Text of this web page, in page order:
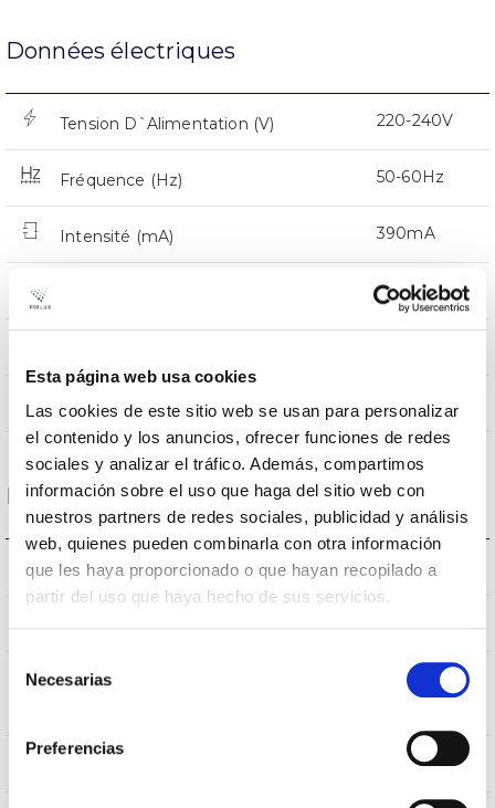
Esta página web usa cookies
Las cookies de este sitio web se usan para personalizar
el contenido y los anuncios, ofrecer funciones de redes
sociales y analizar el tráfico. Además, compartimos
información sobre el uso que haga del sitio web con
nuestros partners de redes sociales, publicidad y análisis
web, quienes pueden combinarla con otra información
que les haya proporcionado o que hayan recopilado a
partir del uso que haya hecho de sus servicios.
Necesarias
Preferencias
Données électriques
Tension D`Alimentation (V) 220-240V
Fréquence (Hz) 50-60Hz
Intensité (mA) 390mA
0,93
Atténuation
Dimensions et montage
L’assemblée 207638,537933,538237,538244
Position de
Superficie/Suspendido